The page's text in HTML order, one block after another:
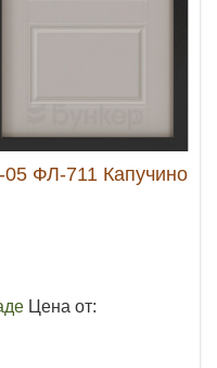
ФЛ-711 Капучино
Цена от: